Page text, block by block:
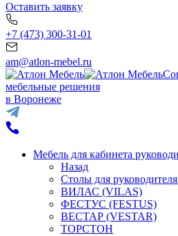
Оставить заявку
+7 (473) 300-31-01
am@atlon-mebel.ru
мебельные решения
в Воронеже
Мебель для кабинета
Назад
Столы для
ВИЛАС (VILAS)
ФЕСТУС (FESTUS)
ВЕСТАР (VESTAR)
ТОРСТОН